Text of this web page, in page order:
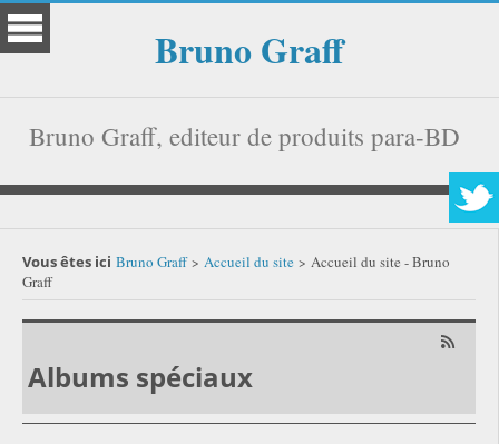
Bruno Graff
Bruno Graff, editeur de produits para-BD
Vous êtes ici Bruno Graff > Accueil du site > Accueil du site - Bruno
Graff
Albums spéciaux